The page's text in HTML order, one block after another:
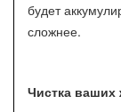
будет
сложнее.
Чистка ваших